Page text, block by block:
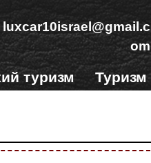
luxcar10israel@gmail.c
om
туризм
Туризм